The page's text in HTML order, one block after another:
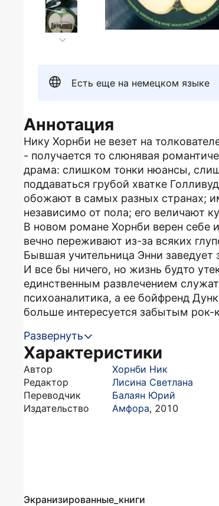
Есть еще на немецком языке
Аннотация
Нику Хорнби не везет на
- получается то слюнявая
драма: слишком тонки нюансы,
поддаваться грубой хватке
обожают в самых разных странах;
независимо от пола; его величают
В новом романе Хорнби верен себе
вечно переживают из-за всяких
Бывшая учительница Энни
И все бы ничего, но жизнь будто
единственным развлечением
психоаналитика, а ее бойфренд
больше интересуется забытым
Развернуть
Характеристики
Автор
Хорнби Ник
Редактор
Лисина Светлана
Переводчик
Балаян Юрий
Издательство
Амфора, 2010
Экранизированные_книги